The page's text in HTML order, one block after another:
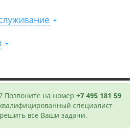
Позвоните на номер +7 495 181 59
специалист
все Ваши задачи.